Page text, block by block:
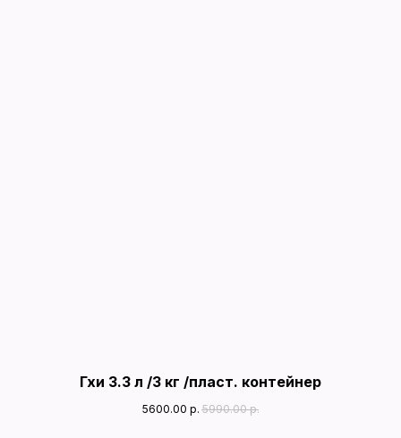
Гхи 3.3 л /3 кг /пласт. контейнер
5600.00 р. 5990.00 р.